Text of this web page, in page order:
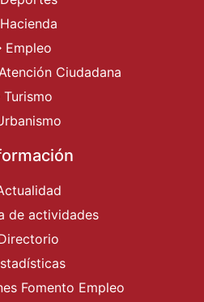
Empleo
Ciudadana
Turismo
de actividades
Fomento Empleo